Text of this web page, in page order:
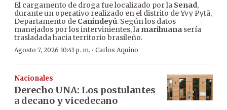
El cargamento de droga fue localizado por la Senad,
durante un operativo realizado en el distrito de Yvy Pytã,
Departamento de Canindeyú. Según los datos
manejados por los intervinientes, la marihuana sería
trasladada hacia territorio brasileño.
Agosto 7, 2026 10:41 p. m. · Carlos Aquino
Nacionales
Derecho UNA: Los postulantes
a decano y vicedecano